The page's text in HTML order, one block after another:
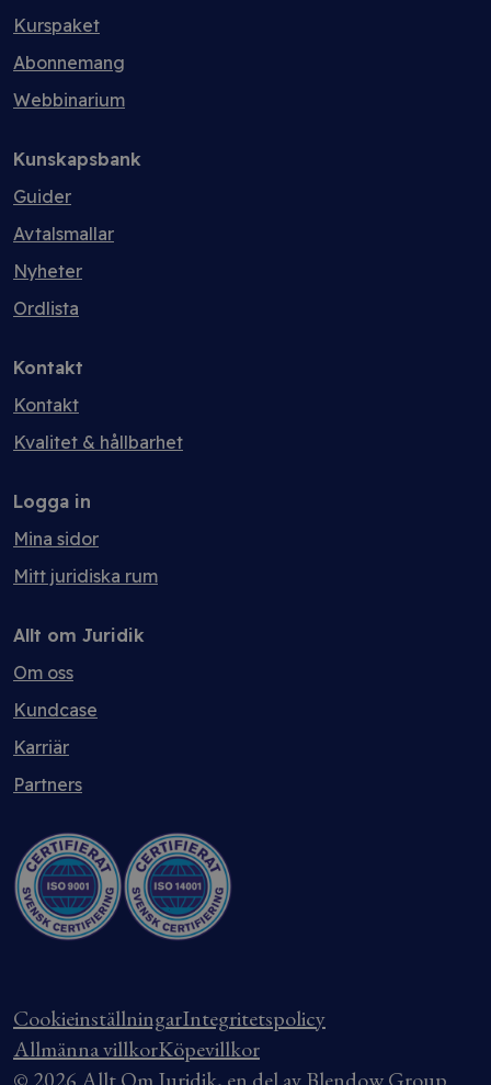
Kurspaket
Abonnemang
Webbinarium
Kunskapsbank
Guider
Avtalsmallar
Nyheter
Ordlista
Kontakt
Kontakt
Kvalitet & hållbarhet
Logga in
Mina sidor
Mitt juridiska rum
Allt om Juridik
Om oss
Kundcase
Karriär
Partners
CookieinställningarIntegritetspolicy
Allmänna villkorKöpevillkor